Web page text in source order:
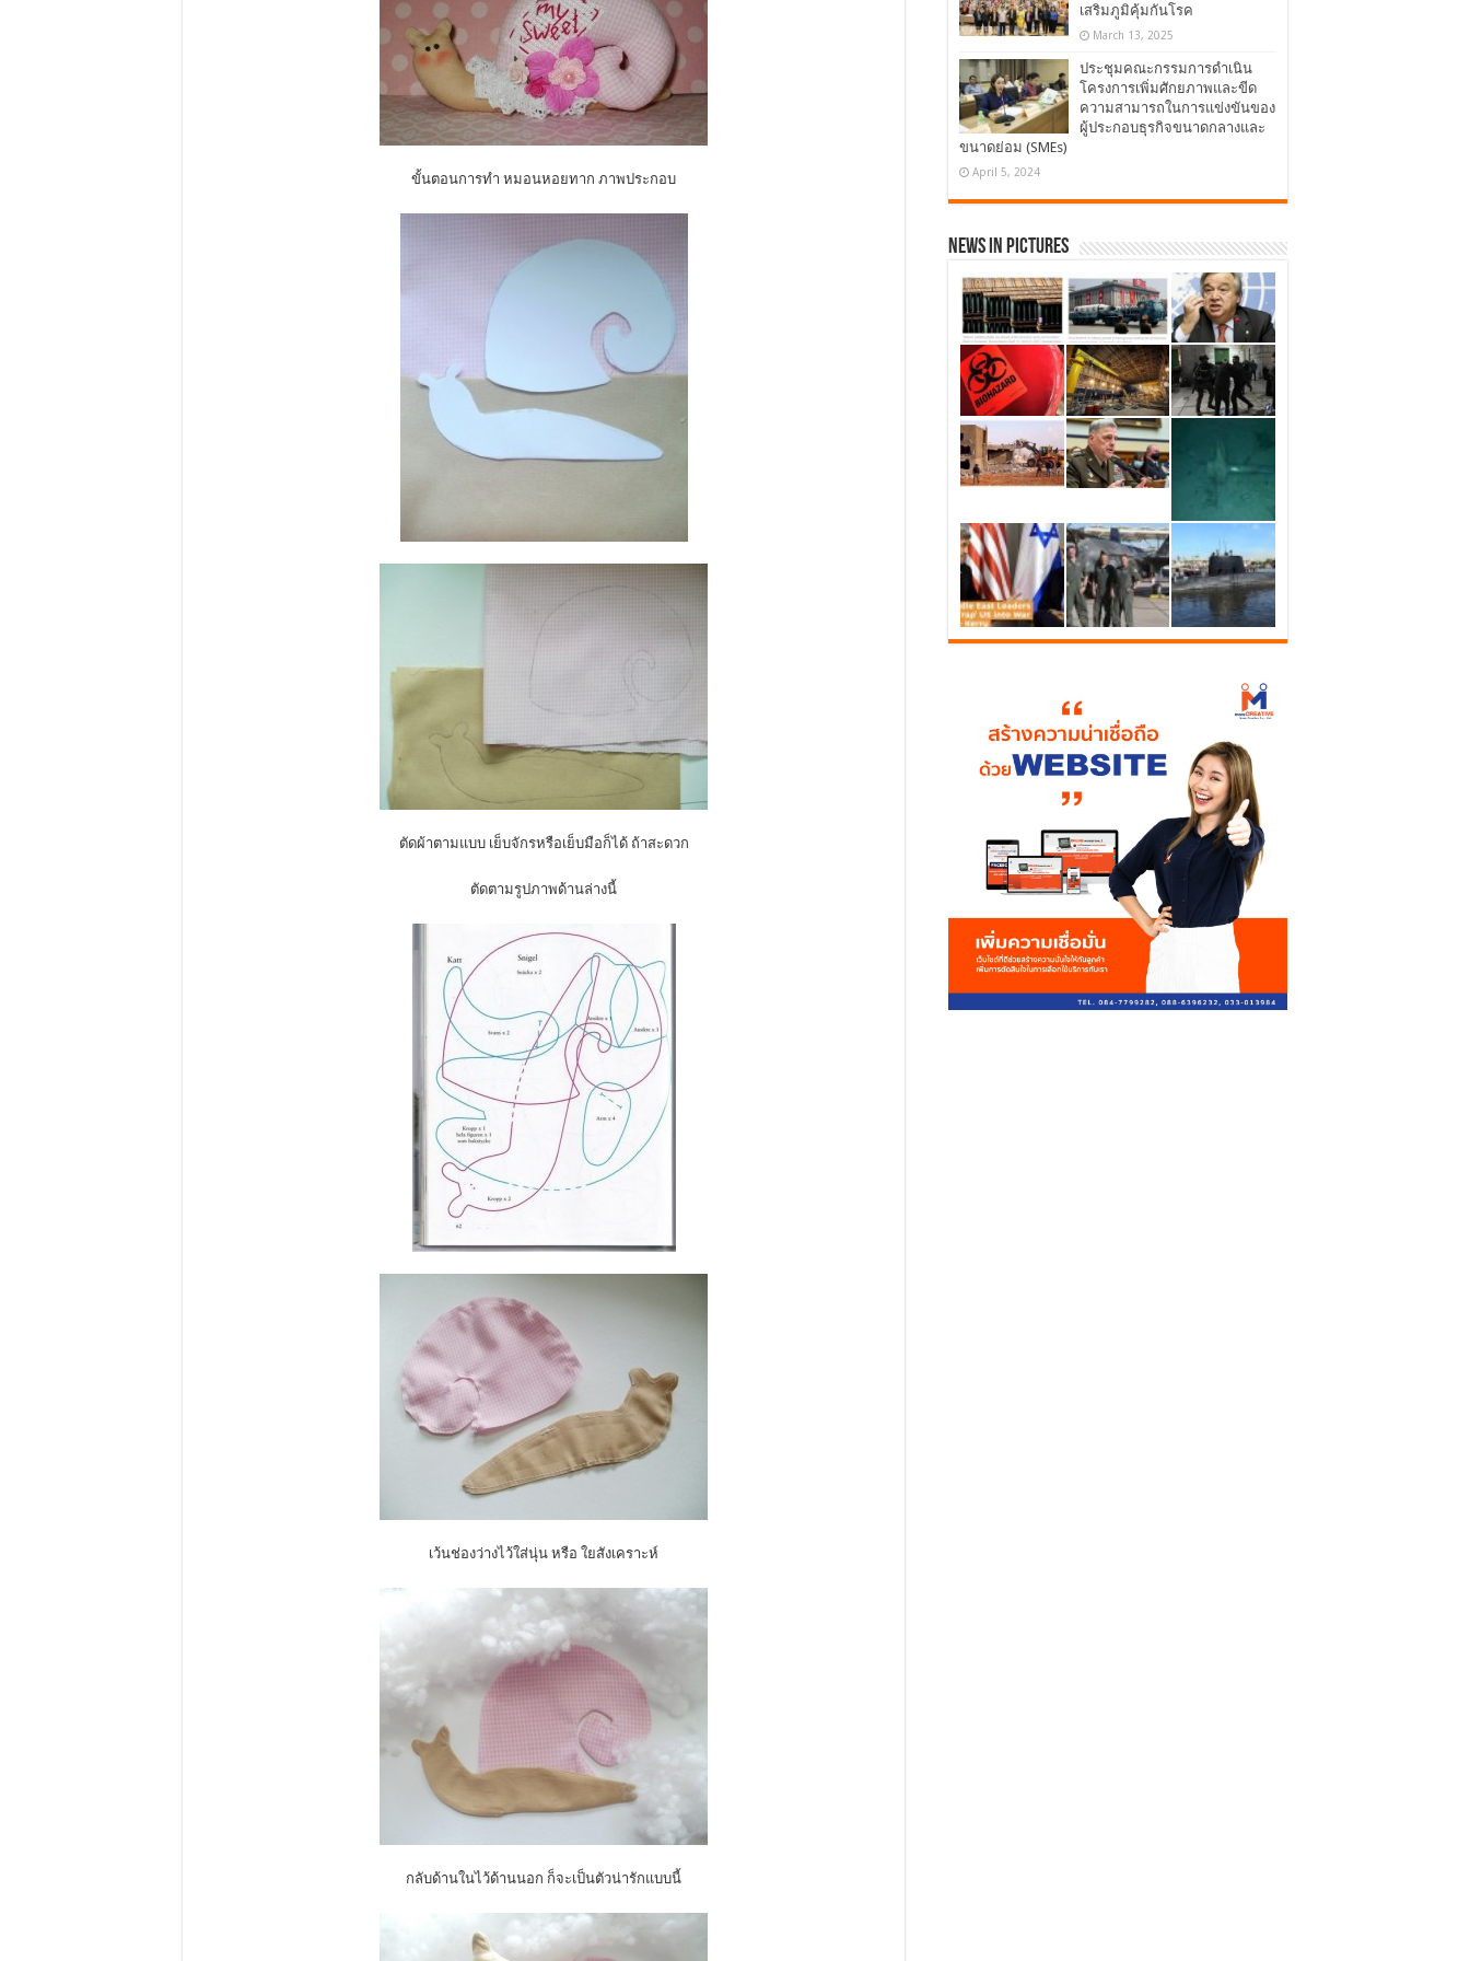
ขั้นตอนการทำ หมอนหอยทาก ภาพประกอบ
ตัดผ้าตามแบบ เย็บจักรหรือเย็บมือก็ได้ ถ้าสะดวก
ตัดตามรูปภาพด้านล่างนี้
เว้นช่องว่างไว้ใส่นุ่น หรือ ใยสังเคราะห์
กลับด้านในไว้ด้านนอก ก็จะเป็นตัวน่ารักแบบนี้
เสริมภูมิคุ้มกันโรค
March 13, 2025
ประชุมคณะกรรมการดำเนิน
โครงการเพิ่มศักยภาพและขีด
ความสามารถในการแข่งขันของ
ผู้ประกอบธุรกิจขนาดกลางและ
ขนาดย่อม (SMEs)
April 5, 2024
News in Pictures